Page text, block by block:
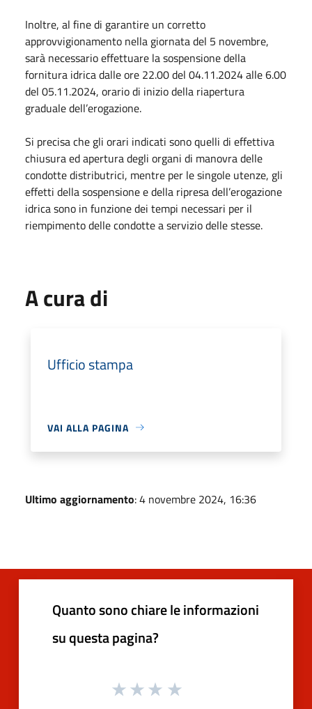
Inoltre, al fine di garantire un corretto
approvvigionamento nella giornata del 5 novembre,
sarà necessario effettuare la sospensione della
fornitura idrica dalle ore 22.00 del 04.11.2024 alle 6.00
del 05.11.2024, orario di inizio della riapertura
graduale dell’erogazione.
Si precisa che gli orari indicati sono quelli di effettiva
chiusura ed apertura degli organi di manovra delle
condotte distributrici, mentre per le singole utenze, gli
effetti della sospensione e della ripresa dell’erogazione
idrica sono in funzione dei tempi necessari per il
riempimento delle condotte a servizio delle stesse.
A cura di
Ufficio stampa
VAI ALLA PAGINA
Ultimo aggiornamento: 4 novembre 2024, 16:36
Quanto sono chiare le informazioni
su questa pagina?